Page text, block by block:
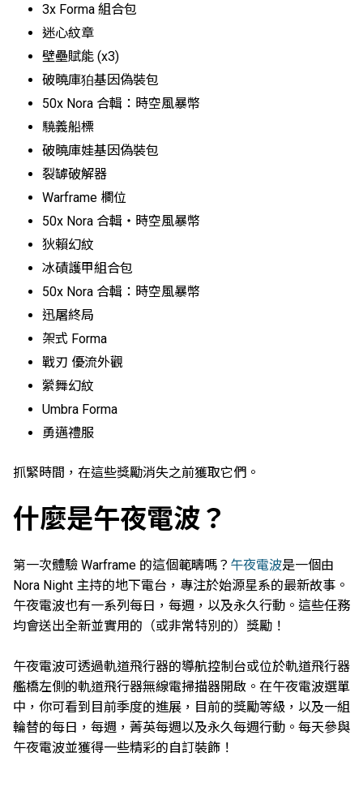
3x Forma 組合包
迷心紋章
壁壘賦能 (x3)
破曉庫狛基因偽裝包
50x Nora 合輯：時空風暴幣
驍義船標
破曉庫娃基因偽裝包
裂罅破解器
Warframe 欄位
50x Nora 合輯・時空風暴幣
狄賴幻紋
冰磧護甲組合包
50x Nora 合輯：時空風暴幣
迅屠終局
架式 Forma
戰刃 優流外觀
縈舞幻紋
Umbra Forma
勇邁禮服
抓緊時間，在這些獎勵消失之前獲取它們。
什麼是午夜電波？
第一次體驗 Warframe 的這個範疇嗎？ 午夜電波是一個由
Nora Night 主持的地下電台，專注於始源星系的最新故事。
午夜電波也有一系列每日，每週，以及永久行動。這些任務
均會送出全新並實用的（或非常特別的）獎勵！
午夜電波可透過軌道飛行器的導航控制台或位於軌道飛行器
艦橋左側的軌道飛行器無線電掃描器開啟。在午夜電波選單
中，你可看到目前季度的進展，目前的獎勵等級，以及一組
輪替的每日，每週，菁英每週以及永久每週行動。每天參與
午夜電波並獲得一些精彩的自訂裝飾！